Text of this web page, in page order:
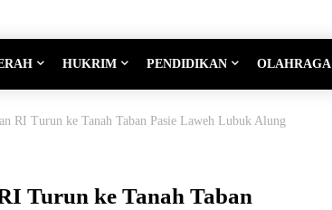
HUKRIM PENDIDIKAN OLAHRAGA
RI Turun ke Tanah Taban Pasie Laweh Lubuk Alung
Turun ke Tanah Taban